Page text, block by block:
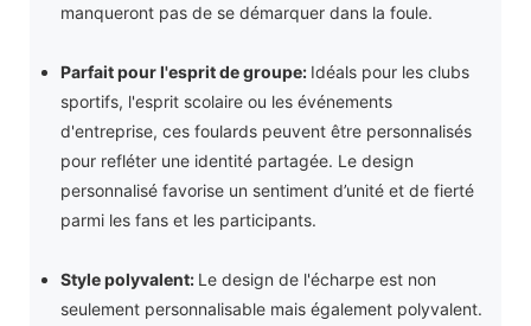
manqueront pas de se démarquer dans la foule.
Parfait pour l'esprit de groupe: Idéals pour les clubs
sportifs, l'esprit scolaire ou les événements
d'entreprise, ces foulards peuvent être personnalisés
pour refléter une identité partagée. Le design
personnalisé favorise un sentiment d’unité et de fierté
parmi les fans et les participants.
Style polyvalent: Le design de l'écharpe est non
seulement personnalisable mais également polyvalent.